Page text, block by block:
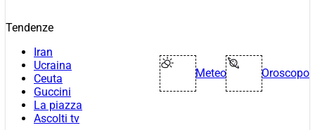
Tendenze
Iran
Ucraina
Ceuta
Guccini
La piazza
Ascolti tv
Meteo Oroscopo